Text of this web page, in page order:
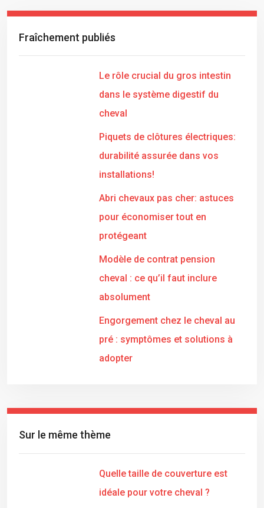
Fraîchement publiés
Le rôle crucial du gros intestin
dans le système digestif du
cheval
Piquets de clôtures électriques:
durabilité assurée dans vos
installations!
Abri chevaux pas cher: astuces
pour économiser tout en
protégeant
Modèle de contrat pension
cheval : ce qu’il faut inclure
absolument
Engorgement chez le cheval au
pré : symptômes et solutions à
adopter
Sur le même thème
Quelle taille de couverture est
idéale pour votre cheval ?